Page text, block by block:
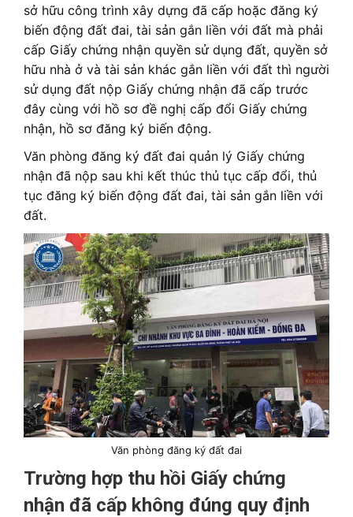
sở hữu công trình xây dựng đã cấp hoặc đăng ký
biến động đất đai, tài sản gắn liền với đất mà phải
cấp Giấy chứng nhận quyền sử dụng đất, quyền sở
hữu nhà ở và tài sản khác gắn liền với đất thì người
sử dụng đất nộp Giấy chứng nhận đã cấp trước
đây cùng với hồ sơ đề nghị cấp đổi Giấy chứng
nhận, hồ sơ đăng ký biến động.
Văn phòng đăng ký đất đai quản lý Giấy chứng
nhận đã nộp sau khi kết thúc thủ tục cấp đổi, thủ
tục đăng ký biến động đất đai, tài sản gắn liền với
đất.
Văn phòng đăng ký đất đai
Trường hợp thu hồi Giấy chứng
nhận đã cấp không đúng quy định